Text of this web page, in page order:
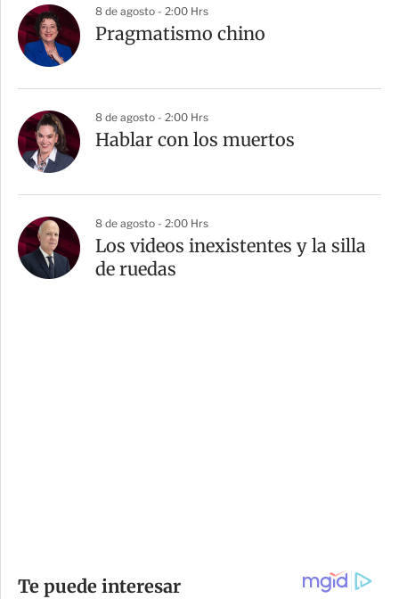
8 de agosto - 2:00 Hrs
Pragmatismo chino
8 de agosto - 2:00 Hrs
Hablar con los muertos
8 de agosto - 2:00 Hrs
Los videos inexistentes y la silla
de ruedas